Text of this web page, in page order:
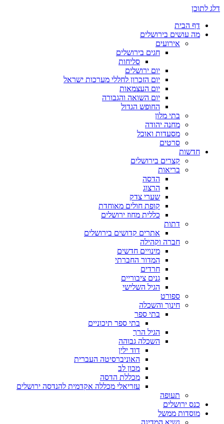
דלג לתוכן
דף הבית
מה עושים בירושלים
אירועים
חגים בירושלים
סליחות
יום ירושלים
יום הזכרון לחללי מערכות ישראל
יום העצמאות
יום השואה והגבורה
החופש הגדול
בתי מלון
מחנה יהודה
מסעדות ואוכל
סרטים
חדשות
קצרים בירושלים
בריאות
הדסה
הרצוג
שערי צדק
קופת חולים מאוחדת
כללית מחוז ירושלים
דתות
אתרים קדושים בירושלים
חברה וקהילה
מינויים חדשים
המדור החברתי
חרדים
גנים ציבוריים
הגיל השלישי
ספורט
חינוך והשכלה
בתי ספר
בתי ספר תיכוניים
הגיל הרך
השכלה גבוהה
דוד ילין
האוניברסיטה העברית
מכון לב
מכללת הדסה
עזריאלי מכללה אקדמית להנדסה ירושלים
תעופה
כנס ירושלים
מוסדות ממשל
נשיא המדינה